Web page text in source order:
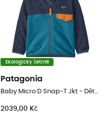
Ekologicky šetrné
Patagonia
2039,00 Kč